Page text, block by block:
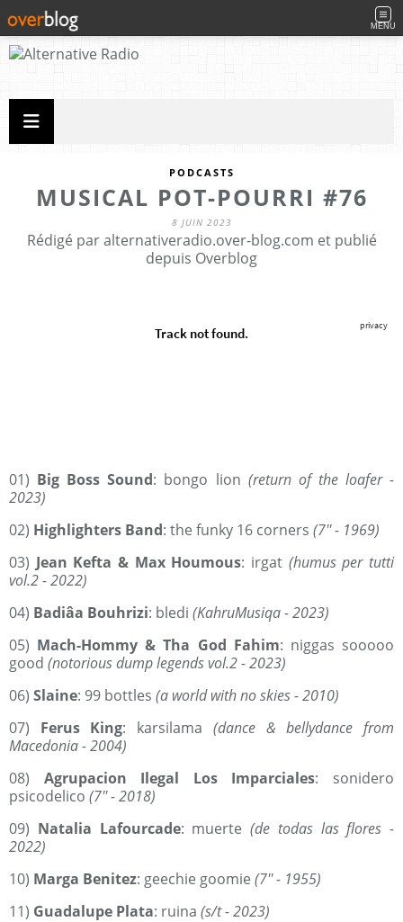
MENU
PODCASTS
MUSICAL POT-POURRI #76
8 JUIN 2023
Rédigé par alternativeradio.over-blog.com et publié
depuis Overblog
01) Big Boss Sound: bongo lion (return of the loafer -
2023)
02) Highlighters Band: the funky 16 corners (7'' - 1969)
03) Jean Kefta & Max Houmous: irgat (humus per tutti
vol.2 - 2022)
04) Badiâa Bouhrizi: bledi (KahruMusiqa - 2023)
05) Mach-Hommy & Tha God Fahim: niggas sooooo
good (notorious dump legends vol.2 - 2023)
06) Slaine: 99 bottles (a world with no skies - 2010)
07) Ferus King: karsilama (dance & bellydance from
Macedonia - 2004)
08) Agrupacion Ilegal Los Imparciales: sonidero
psicodelico (7'' - 2018)
09) Natalia Lafourcade: muerte (de todas las flores -
2022)
10) Marga Benitez: geechie goomie (7'' - 1955)
11) Guadalupe Plata: ruina (s/t - 2023)